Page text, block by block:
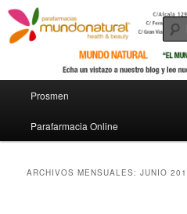
Ir al contenido principal
Ir al contenido secundario
Prosmen
Parafarmacia Online
ARCHIVOS MENSUALES:JUNIO